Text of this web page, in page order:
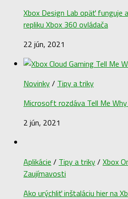
Xbox Design Lab opäť funguje
repliku Xbox 360 ovládača
22 jún, 2021
Novinky/ Tipy a triky
Microsoft rozdáva Tell Me
2 jún, 2021
Aplikácie / Tipy a triky/ Xbox
Zaujímavosti
Ako urýchliť inštaláciu hier na